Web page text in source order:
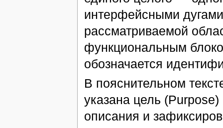
интерфейсными
рассматриваемой
функциональным
обозначается
В пояснительном
указана цель
описания и